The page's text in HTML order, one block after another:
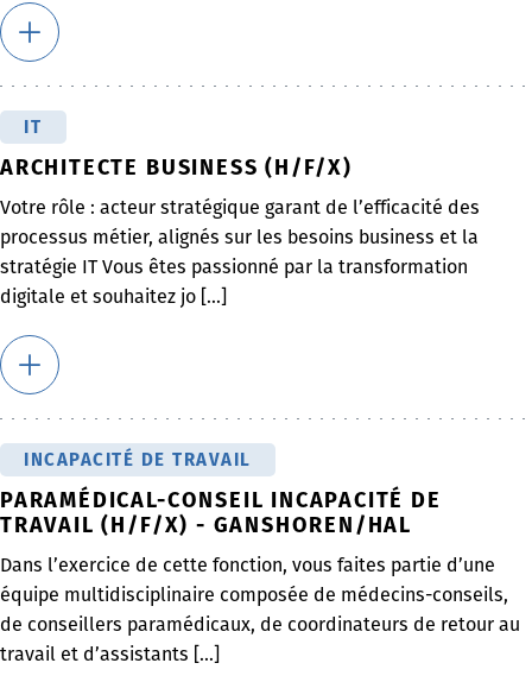
IT
ARCHITECTE BUSINESS (H/F/X)
Votre rôle : acteur stratégique garant de l’efficacité des
processus métier, alignés sur les besoins business et la
stratégie IT Vous êtes passionné par la transformation
digitale et souhaitez jo [...]
INCAPACITÉ DE TRAVAIL
PARAMÉDICAL-CONSEIL INCAPACITÉ DE
TRAVAIL (H/F/X) - GANSHOREN/HAL
Dans l’exercice de cette fonction, vous faites partie d’une
équipe multidisciplinaire composée de médecins-conseils,
de conseillers paramédicaux, de coordinateurs de retour au
travail et d’assistants [...]